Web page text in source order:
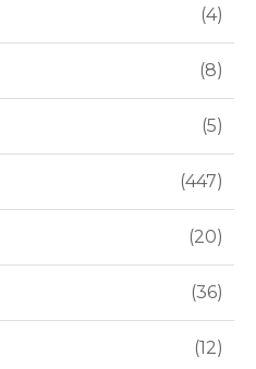
4
8
5
447
20
36
12